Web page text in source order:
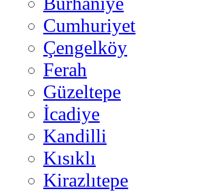
Cumhuriyet
Çengelköy
Ferah
Güzeltepe
İcadiye
Kandilli
Kısıklı
Kirazlıtepe